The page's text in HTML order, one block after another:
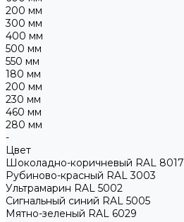
200 мм
300 мм
400 мм
500 мм
550 мм
180 мм
200 мм
230 мм
460 мм
280 мм
-
Цвет
Шоколадно-коричневый RAL 8017
Рубиново-красный RAL 3003
Ультрамарин RAL 5002
Сигнальный синий RAL 5005
Мятно-зеленый RAL 6029